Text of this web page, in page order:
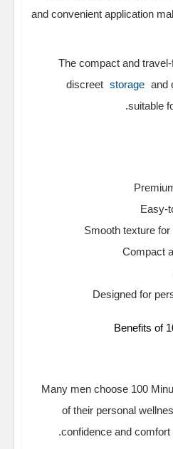
and convenient application
The compact and
discreet storage and
suitable
Benefits of
Many men choose 100
of their personal
confidence and comfort